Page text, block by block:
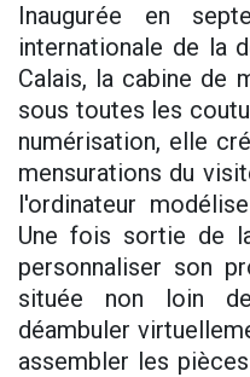
Inaugurée en
internationale de la
Calais, la cabine de
sous toutes les
numérisation, elle
mensurations du
l'ordinateur
Une fois sortie de
personnaliser son
située non loin
déambuler
assembler les